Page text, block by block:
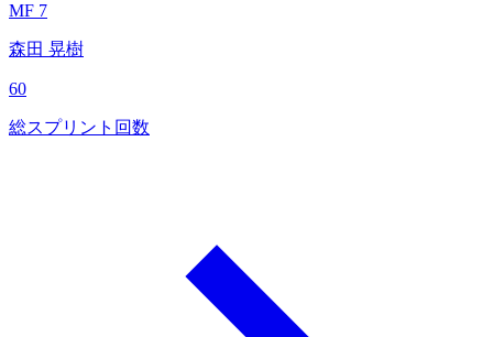
MF 7
森田 晃樹
60
総スプリント回数